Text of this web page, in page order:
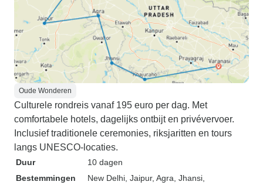
Oude Wonderen
Culturele rondreis vanaf 195 euro per dag. Met
comfortabele hotels, dagelijks ontbijt en privévervoer.
Inclusief traditionele ceremonies, riksjaritten en tours
langs UNESCO-locaties.
Duur
10 dagen
Bestemmingen
New Delhi , Jaipur, Agra , Jhansi